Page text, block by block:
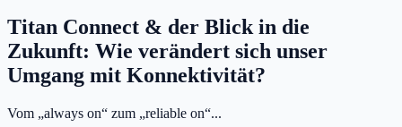
Titan Connect & der Blick in die
Zukunft: Wie verändert sich unser
Umgang mit Konnektivität?
Vom „always on“ zum „reliable on“...